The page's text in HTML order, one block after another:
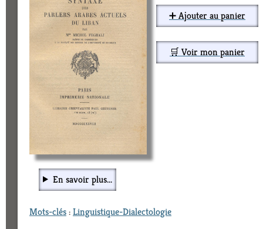
➕ Ajouter au panier
🛒 Voir mon panier
En savoir plus...
Mots-clés:Linguistique-Dialectologie